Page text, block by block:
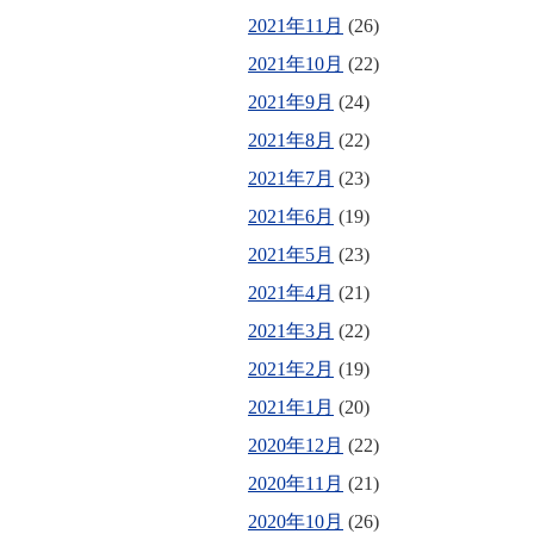
2021年11月 (26)
2021年10月 (22)
2021年9月 (24)
2021年8月 (22)
2021年7月 (23)
2021年6月 (19)
2021年5月 (23)
2021年4月 (21)
2021年3月 (22)
2021年2月 (19)
2021年1月 (20)
2020年12月 (22)
2020年11月 (21)
2020年10月 (26)